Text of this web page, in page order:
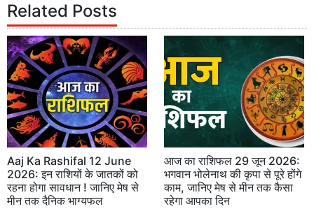
Related Posts
Aaj Ka Rashifal 12 June
2026: इन राशियों के जातकों को
रहना होगा सावधान ! जानिए मेष से
मीन तक दैनिक भाग्यफल
आज का राशिफल 29 जून 2026:
भगवान भोलेनाथ की कृपा से पूरे होंगे
काम, जानिए मेष से मीन तक कैसा
रहेगा आपका दिन